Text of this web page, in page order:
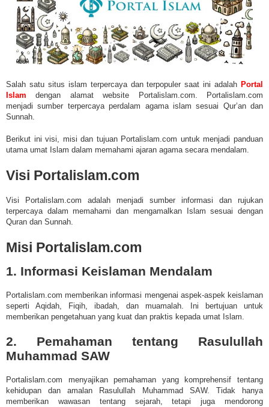
Salah satu situs islam terpercaya dan terpopuler saat ini adalah Portal
Islam dengan alamat website Portalislam.com.
Portalislam.com
menjadisumber terpercaya perdalam agama islam sesuai Qur’an dan
Sunnah.
Berikut ini visi, misi dan tujuan Portalislam.com untuk menjadi panduan
utama umat Islam dalam memahami ajaran agama secara mendalam.
Visi Portalislam.com
Visi Portalislam.com adalah menjadi sumber informasi dan rujukan
terpercaya dalam memahami dan mengamalkan Islam sesuai dengan
Quran dan Sunnah.
Misi Portalislam.com
1. Informasi Keislaman Mendalam
Portalislam.com memberikan informasi mengenai aspek-aspek keislaman
seperti Aqidah, Fiqih, ibadah, dan muamalah. Ini bertujuan untuk
memberikan pengetahuan yang kuat dan praktis kepada umat Islam.
2. Pemahaman tentang Rasulullah
Muhammad SAW
Portalislam.com menyajikan pemahaman yang komprehensif tentang
kehidupan dan amalan Rasulullah Muhammad SAW. Tidak hanya
memberikan wawasan tentang sejarah, tetapi juga mendorong